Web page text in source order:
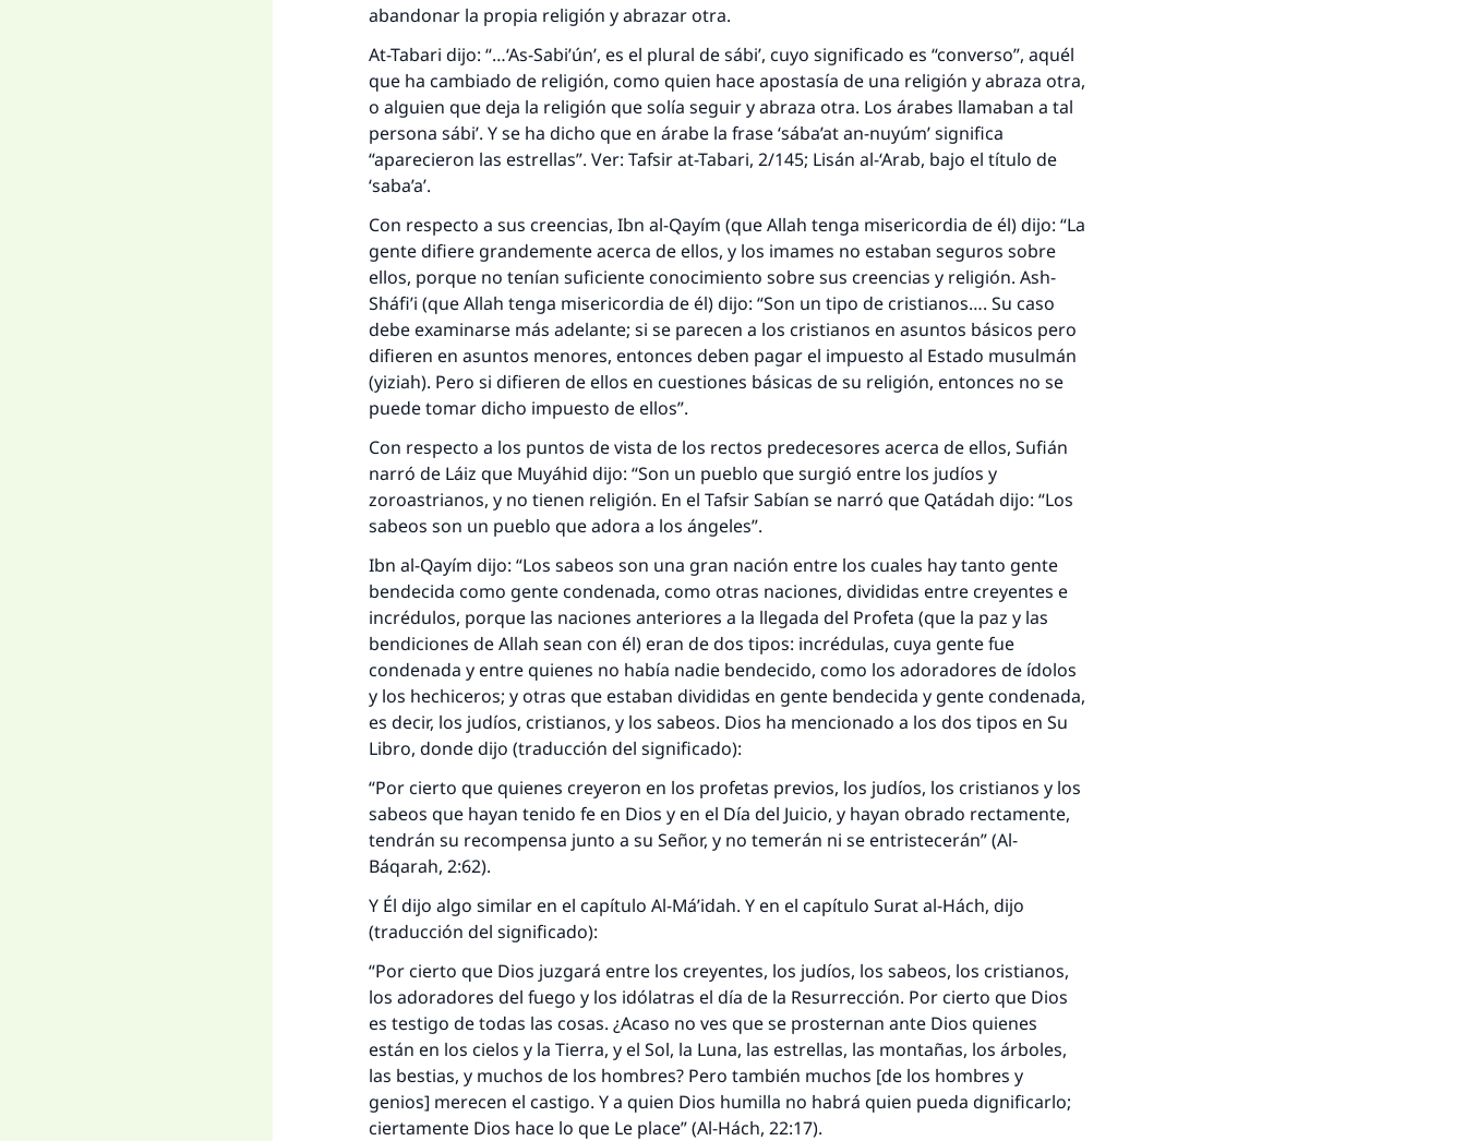
abandonar la propia religión y abrazar otra.
At-Tabari dijo: “…‘As-Sabi’ún’, es el plural de sábi’, cuyo significado es “converso”, aquél
que ha cambiado de religión, como quien hace apostasía de una religión y abraza otra,
o alguien que deja la religión que solía seguir y abraza otra. Los árabes llamaban a tal
persona sábi’. Y se ha dicho que en árabe la frase ‘sába’at an-nuyúm’ significa
“aparecieron las estrellas”. Ver: Tafsir at-Tabari, 2/145; Lisán al-‘Arab, bajo el título de
‘saba’a’.
Con respecto a sus creencias, Ibn al-Qayím (que Allah tenga misericordia de él) dijo: “La
gente difiere grandemente acerca de ellos, y los imames no estaban seguros sobre
ellos, porque no tenían suficiente conocimiento sobre sus creencias y religión. Ash-
Sháfi’i (que Allah tenga misericordia de él) dijo: “Son un tipo de cristianos…. Su caso
debe examinarse más adelante; si se parecen a los cristianos en asuntos básicos pero
difieren en asuntos menores, entonces deben pagar el impuesto al Estado musulmán
(yiziah). Pero si difieren de ellos en cuestiones básicas de su religión, entonces no se
puede tomar dicho impuesto de ellos”.
Con respecto a los puntos de vista de los rectos predecesores acerca de ellos, Sufián
narró de Láiz que Muyáhid dijo: “Son un pueblo que surgió entre los judíos y
zoroastrianos, y no tienen religión. En el Tafsir Sabían se narró que Qatádah dijo: “Los
sabeos son un pueblo que adora a los ángeles”.
Ibn al-Qayím dijo: “Los sabeos son una gran nación entre los cuales hay tanto gente
bendecida como gente condenada, como otras naciones, divididas entre creyentes e
incrédulos, porque las naciones anteriores a la llegada del Profeta (que la paz y las
bendiciones de Allah sean con él) eran de dos tipos: incrédulas, cuya gente fue
condenada y entre quienes no había nadie bendecido, como los adoradores de ídolos
y los hechiceros; y otras que estaban divididas en gente bendecida y gente condenada,
es decir, los judíos, cristianos, y los sabeos. Dios ha mencionado a los dos tipos en Su
Libro, donde dijo (traducción del significado):
“Por cierto que quienes creyeron en los profetas previos, los judíos, los cristianos y los
sabeos que hayan tenido fe en Dios y en el Día del Juicio, y hayan obrado rectamente,
tendrán su recompensa junto a su Señor, y no temerán ni se entristecerán” (Al-
Báqarah, 2:62).
Y Él dijo algo similar en el capítulo Al-Má’idah. Y en el capítulo Surat al-Hách, dijo
(traducción del significado):
“Por cierto que Dios juzgará entre los creyentes, los judíos, los sabeos, los cristianos,
los adoradores del fuego y los idólatras el día de la Resurrección. Por cierto que Dios
es testigo de todas las cosas. ¿Acaso no ves que se prosternan ante Dios quienes
están en los cielos y la Tierra, y el Sol, la Luna, las estrellas, las montañas, los árboles,
las bestias, y muchos de los hombres? Pero también muchos [de los hombres y
genios] merecen el castigo. Y a quien Dios humilla no habrá quien pueda dignificarlo;
ciertamente Dios hace lo que Le place” (Al-Hách, 22:17).
La respuesta no. 110845 salvó un matrimonio.
Desde la Q hasta la A, su contribución ayuda a IslamQA.
Profeta ﷺ dijo:
"Una persona que orienta a otros a hacer el bien obtendrá la
misma recompensa que aquellos que lo realicen."